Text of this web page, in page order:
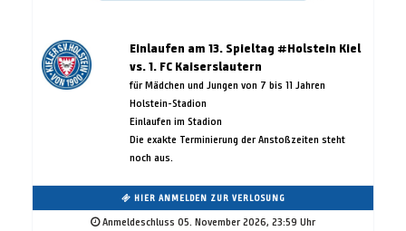
Einlaufen am 13. Spieltag #Holstein Kiel
vs. 1. FC Kaiserslautern
für Mädchen und Jungen von 7 bis 11 Jahren
Holstein-Stadion
Einlaufen im Stadion
Die exakte Terminierung der Anstoßzeiten steht
noch aus.
HIER ANMELDEN ZUR VERLOSUNG
Anmeldeschluss 05. November 2026, 23:59 Uhr